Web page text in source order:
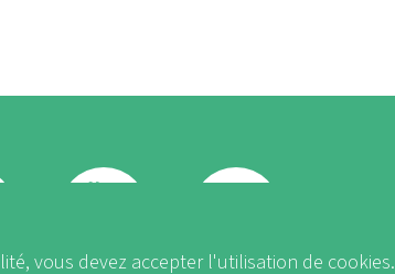
vous devez accepter l'utilisation de cookies.